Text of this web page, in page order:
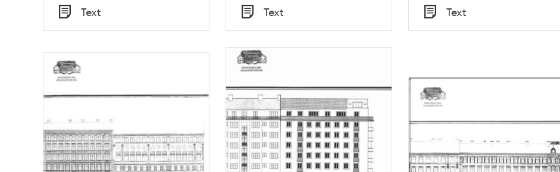
Tid
Typ
Text Tid
Typ
Text Tid
Typ
Text